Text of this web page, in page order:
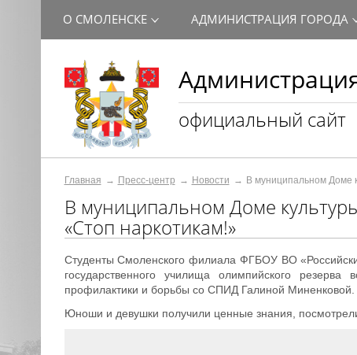
официальный сайт
О СМОЛЕНСКЕ АДМИНИСТРАЦИЯ ГОРОДА
Главная Пресс-центр Новости В муниципальном Доме
В муниципальном Доме
«Стоп наркотикам!»
Студенты Смоленского филиала ФГБОУ ВО
государственного училища олимпийского
профилактики и борьбы со СПИД Галиной Миненковой.
Юноши и девушки получили ценные знания,